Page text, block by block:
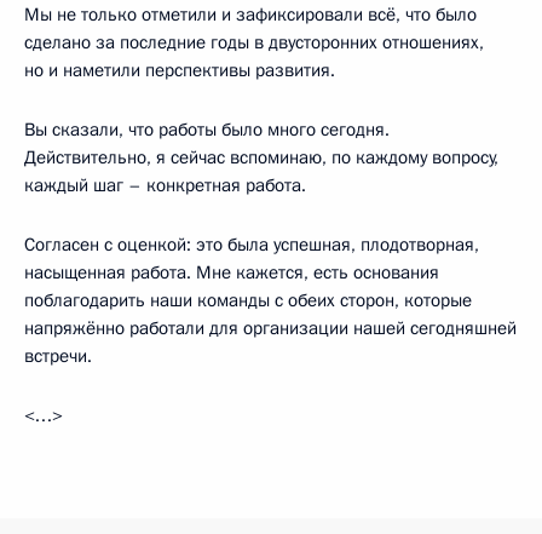
Мы не только отметили и зафиксировали всё, что было
сделано за последние годы в двусторонних отношениях,
но и наметили перспективы развития.
Вы сказали, что работы было много сегодня.
Действительно, я сейчас вспоминаю, по каждому вопросу,
каждый шаг – конкретная работа.
Согласен с оценкой: это была успешная, плодотворная,
насыщенная работа. Мне кажется, есть основания
поблагодарить наши команды с обеих сторон, которые
напряжённо работали для организации нашей сегодняшней
встречи.
<…>